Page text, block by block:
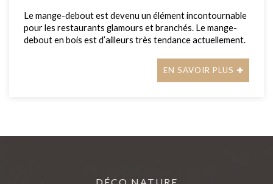
Le mange-debout est devenu un élément incontournable
pour les restaurants glamours et branchés. Le mange-
debout en bois est d’ailleurs très tendance actuellement.
EN SAVOIR PLUS
DÉCO NATURE